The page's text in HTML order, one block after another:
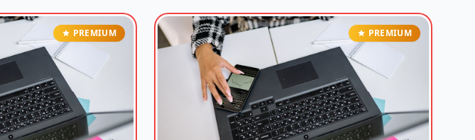
PREMIUM PREMIUM